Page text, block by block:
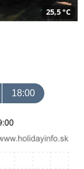
25,5 °C
18:00